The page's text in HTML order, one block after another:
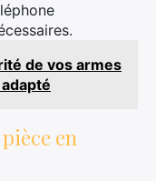
de vos armes
en